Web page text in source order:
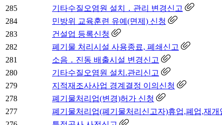
285
기타수질오염원 설치．관리 변경신고
284
민방위 교육훈련 유예(면제) 신청
283
건설업 등록신청
282
폐기물 처리시설 사용종료, 폐쇄신고
281
소음．진동 배출시설 변경신고
280
기타수질오염원 설치.관리신고
279
지적재조사사업 경계결정 이의신청
278
폐기물처리업(변경)허가 신청
277
폐기물처리업(폐기물처리신고자)휴업,폐업,재개